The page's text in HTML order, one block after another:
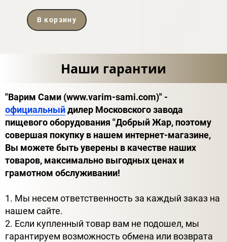
В корзину
Наши гарантии
"Варим Сами (www.varim-sami.com)" -
официальныйдилер Московского завода
пищевого оборудования "Добрый Жар, поэтому
совершая покупку в нашем интернет-магазине,
Вы можете быть уверены в качестве наших
товаров, максимально выгодных ценах и
грамотном обслуживании!
1. Мы несем ответственность за каждый заказ на
нашем сайте.
2. Если купленный товар вам не подошел, мы
гарантируем возможность обмена или возврата